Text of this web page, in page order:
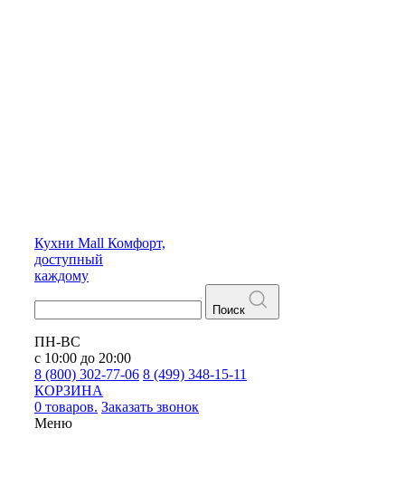
Кухни Mall Комфорт,
доступный
каждому
Поиск
ПН-ВС
с 10:00 до 20:00
8 (800) 302-77-06 8 (499) 348-15-11
КОРЗИНА
0 товаров. Заказать звонок
Меню